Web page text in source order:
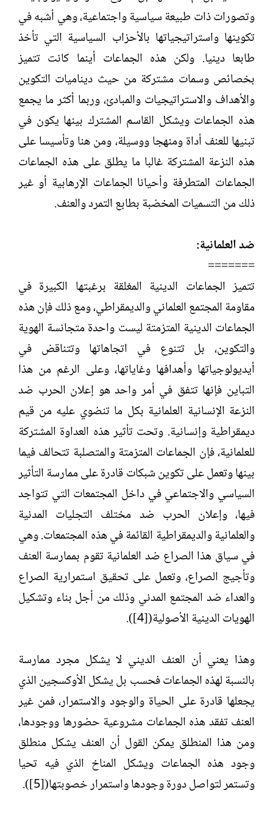
وتصورات ذات طبيعة سياسية واجتماعية، وهي أشبه في
تكوينها واستراتيجياتها بالأحزاب السياسية التي تأخذ
طابعا دينيا. ولكن هذه الجماعات أينما كانت تتميز
بخصائص وسمات مشتركة من حيث ديناميات التكوين
والأهداف والاستراتيجيات والمبادئ، وربما أكثر ما يجمع
هذه الجماعات ويشكل القاسم المشترك بينها يكون في
تبنيها للعنف أداة ومنهجا ووسيلة، ومن هنا وتأسيسا على
هذه النزعة المشتركة غالبا ما يطلق على هذه الجماعات
الجماعات المتطرفة وأحيانا الجماعات الإرهابية أو غير
ذلك من التسميات المخضبة بطابع التمرد والعنف.
ضد العلمانية:
=======
تتميز الجماعات الدينية المغلقة برغبتها الكبيرة في
مقاومة المجتمع العلماني والديمقراطي، ومع ذلك فإن هذه
الجماعات الدينية المتزمتة ليست واحدة متجانسة الهوية
والتكوين، بل تتنوع في اتجاهاتها وتتناقض في
أيديولوجياتها وأهدافها وغاياتها، وعلى الرغم من هذا
التباين فإنها تتفق في أمر واحد هو إعلان الحرب ضد
النزعة الإنسانية العلمانية بكل ما تنضوي عليه من قيم
ديمقراطية وإنسانية. وتحت تأثير هذه العداوة المشتركة
للعلمانية، فإن الجماعات المتزمتة والمتصلبة تتحالف فيما
بينها وتعمل على تكوين شبكات قادرة على ممارسة التأثير
السياسي والاجتماعي في داخل المجتمعات التي تتواجد
فيها، وإعلان الحرب ضد مختلف التجليات المدنية
والعلمانية والديمقراطية القائمة في هذه المجتمعات. وهي
في سياق هذا الصراع ضد العلمانية تقوم بممارسة العنف
وتأجيج الصراع، وتعمل على تحقيق استمرارية الصراع
والعداء ضد المجتمع المدني وذلك من أجل بناء وتشكيل
الهويات الدينية الأصولية([4]).
وهذا يعني أن العنف الديني لا يشكل مجرد ممارسة
بالنسبة لهذه الجماعات فحسب بل يشكل الأوكسجين الذي
يجعلها قادرة على الحياة والوجود والاستمرار، فمن غير
العنف تفقد هذه الجماعات مشروعية حضورها ووجودها،
ومن هذا المنطلق يمكن القول أن العنف يشكل منطلق
وجود هذه الجماعات ويشكل المناخ الذي فيه تحيا
وتستمر لتواصل دورة وجودها واستمرار خصوبتها([5]).